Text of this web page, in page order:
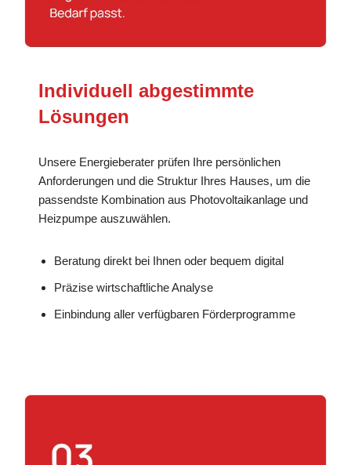
Individuell abgestimmte
Lösungen
Unsere Energieberater prüfen Ihre persönlichen
Anforderungen und die Struktur Ihres Hauses, um die
passendste Kombination aus Photovoltaikanlage und
Heizpumpe auszuwählen.
Beratung direkt bei Ihnen oder bequem digital
Präzise wirtschaftliche Analyse
Einbindung aller verfügbaren Förderprogramme